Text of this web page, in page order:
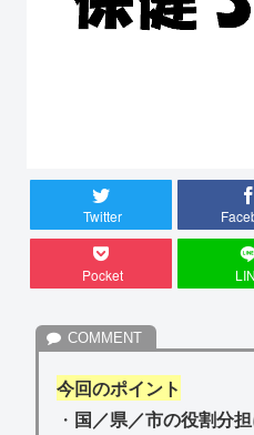
Twitter
Pocket
今回のポイント
・ 国／県／市の役割分